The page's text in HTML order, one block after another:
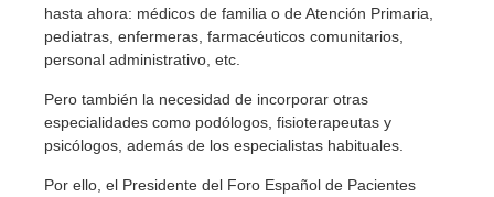
hasta ahora: médicos de familia o de Atención Primaria,
pediatras, enfermeras, farmacéuticos comunitarios,
personal administrativo, etc.
Pero también la necesidad de incorporar otras
especialidades como podólogos, fisioterapeutas y
psicólogos, además de los especialistas habituales.
Por ello, el Presidente del Foro Español de Pacientes